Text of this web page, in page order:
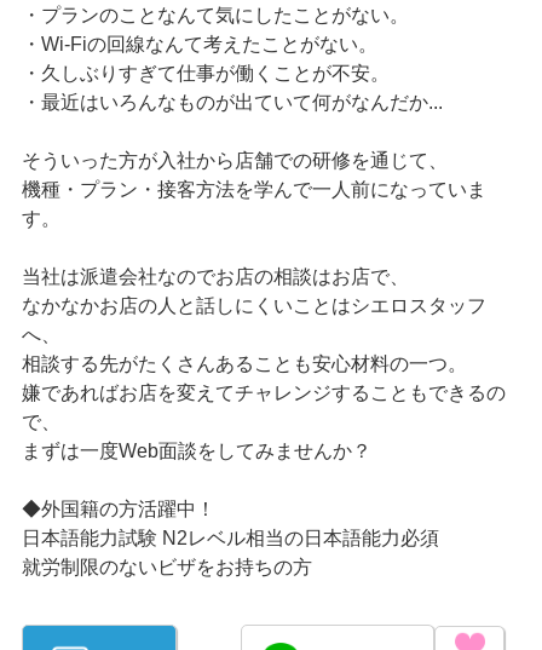
・プランのことなんて気にしたことがない。
・Wi-Fiの回線なんて考えたことがない。
・久しぶりすぎて仕事が働くことが不安。
・最近はいろんなものが出ていて何がなんだか...
そういった方が入社から店舗での研修を通じて、
機種・プラン・接客方法を学んで一人前になっていま
す。
当社は派遣会社なのでお店の相談はお店で、
なかなかお店の人と話しにくいことはシエロスタッフ
へ、
相談する先がたくさんあることも安心材料の一つ。
嫌であればお店を変えてチャレンジすることもできるの
で、
まずは一度Web面談をしてみませんか？
◆外国籍の方活躍中！
日本語能力試験 N2レベル相当の日本語能力必須
就労制限のないビザをお持ちの方